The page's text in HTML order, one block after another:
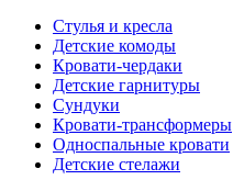
Стулья и кресла
Детские комоды
Кровати-чердаки
Детские гарнитуры
Сундуки
Кровати-трансформеры
Односпальные кровати
Детские стелажи